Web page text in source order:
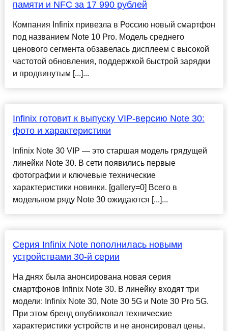
памяти и NFC за 17 990 рублей
Компания Infinix привезла в Россию новый смартфон
под названием Note 10 Pro. Модель среднего
ценового сегмента обзавелась дисплеем с высокой
частотой обновления, поддержкой быстрой зарядки
и продвинутым [...]...
Infinix готовит к выпуску VIP-версию Note 30:
фото и характеристики
Infinix Note 30 VIP — это старшая модель грядущей
линейки Note 30. В cети появились первые
фотографии и ключевые технические
характеристики новинки. [gallery=0] Всего в
модельном ряду Note 30 ожидаются [...]...
Серия Infinix Note пополнилась новыми
устройствами 30-й серии
На днях была анонсирована новая серия
смартфонов Infinix Note 30. В линейку входят три
модели: Infinix Note 30, Note 30 5G и Note 30 Pro 5G.
При этом бренд опубликовал технические
характеристики устройств и не анонсировал цены.